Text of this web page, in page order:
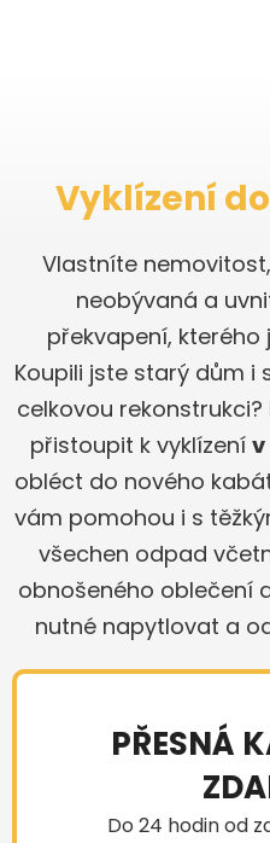
Vyklízení
Vlastníte
neobývaná a
překvapení,
Koupili jste starý dům i
celkovou
přistoupit k vyklízení v
obléct do nového
vám pomohou i s
všechen odpad
obnošeného oblečení
nutné napytlovat a
PŘESNÁ
Do 24 hodin od